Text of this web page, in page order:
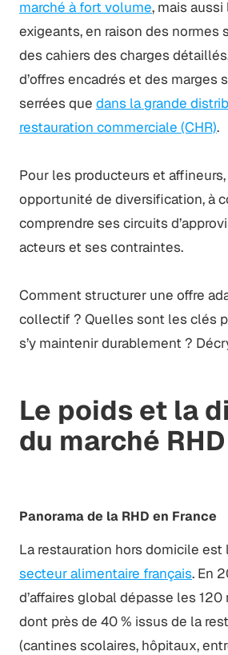
marché à fort volume, mais aussi
exigeants, en raison des normes
des cahiers des charges
d’offres encadrés et des marges
serrées que dans la grande
restauration commerciale (CHR).
Pour les producteurs et
opportunité de diversification, à
comprendre ses circuits
acteurs et ses contraintes.
Comment structurer une offre
collectif ? Quelles sont les clés
s’y maintenir durablement ?
Le poids et la
du marché RHD
Panorama de la RHD en France
La restauration hors domicile est
secteur alimentaire français. En
d’affaires global dépasse les 120
dont près de 40 % issus de la
(cantines scolaires, hôpitaux,